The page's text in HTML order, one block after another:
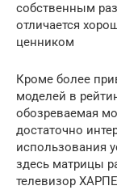
собственным
отличается
ценником
Кроме более
моделей в
обозреваемая
достаточно
использования
здесь матрицы
телевизор